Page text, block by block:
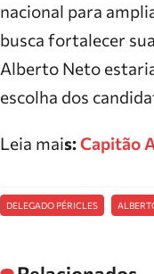
nacional para
busca fortalecer
Alberto Neto
escolha dos
Leia mais:Capitão
DELEGADO PÉRICLES